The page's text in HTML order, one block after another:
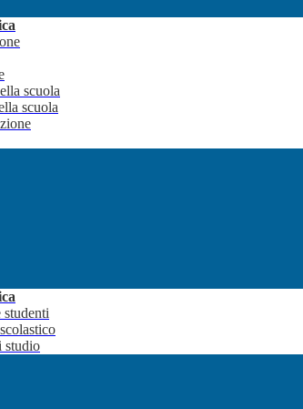
scuola
scuola
studenti
studio